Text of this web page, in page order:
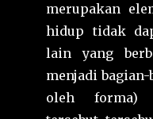
merupakan
hidup tidak
lain yang
menjadi
oleh forma)